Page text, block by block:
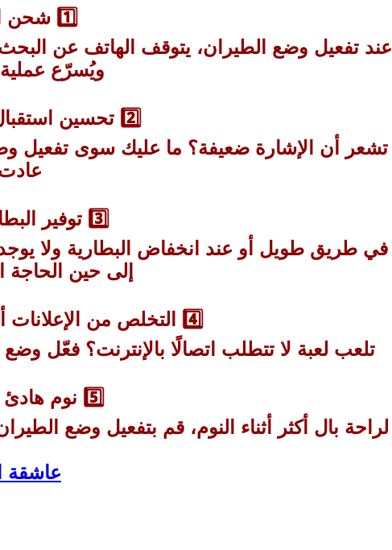
1️⃣ شحن الهاتف بسرعة أعلى
عند تفعيل وضع الطيران، يتوقف الهاتف عن
ويُسرّع
2️⃣ تحسين استقبال الشبكة عند ضعف الإشارة
تشعر أن الإشارة ضعيفة؟ ما عليك سوى تفعيل
3️⃣ توفير البطارية في الأوقات الحرجة
في طريق طويل أو عند انخفاض البطارية ولا
إلى حين الحاجة
4️⃣ التخلص من الإعلانات أثناء اللعب أو الاستخدام دون إنترنت
تلعب لعبة لا تتطلب اتصالًا بالإنترنت؟ فعّل
5️⃣ نوم هادئ بدون إشعاعات مزعجة
لراحة بال أكثر أثناء النوم، قم بتفعيل وضع
عاشقة